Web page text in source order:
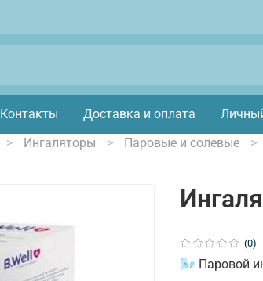
Контакты Доставка и оплата
Ингаляторы Паровые и солевые
(0)
🌬️ Паровой